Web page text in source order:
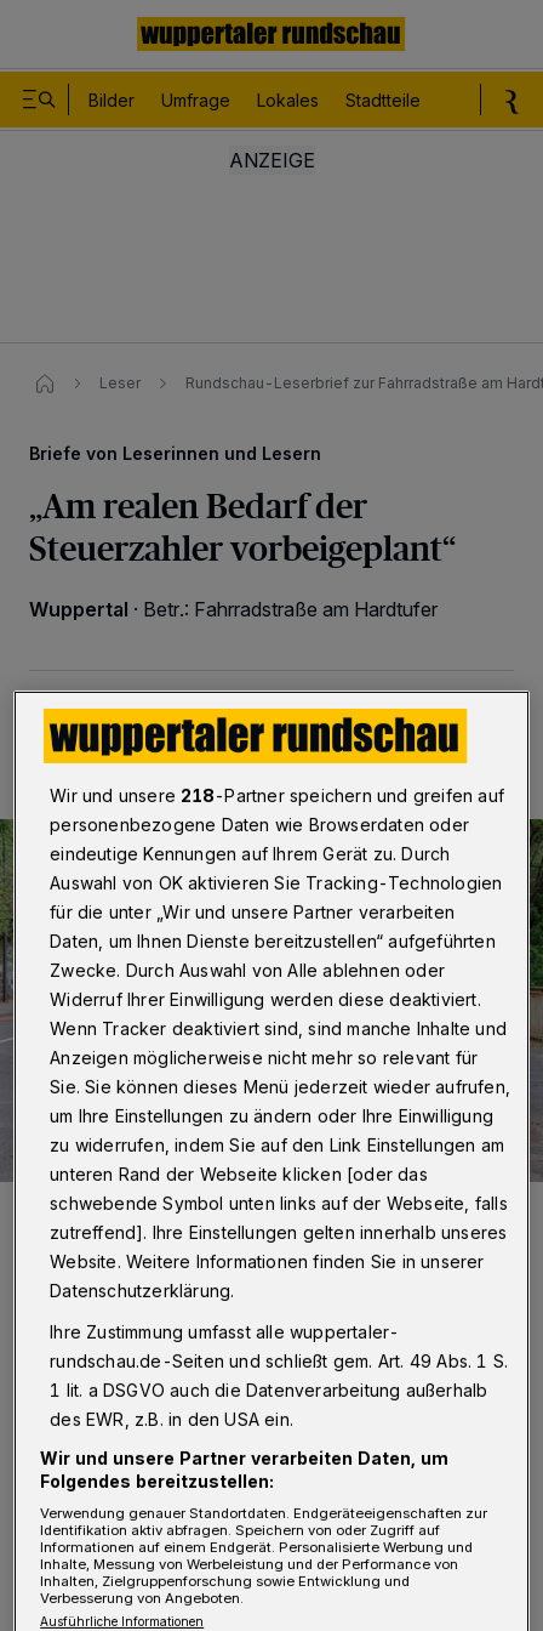
Bilder Umfrage Lokales Stadtteile
Leser Rundschau-Leserbrief zur Fahrradstraße am
Briefe von Leserinnen und Lesern
„Am realen Bedarf der
Steuerzahler vorbeigeplant“
Wuppertal · Betr.: Fahrradstraße am Hardtufer
22.06.2026 , 09:00 Uhr Eine Minute Lesezeit
Die neue Fahrradstraße.
Foto: Wuppertaler Rundschau/Christoph Petersen
D ie offizielle Eröffnung der neuen
Fahrradstraße am Hardtufer hinterlässt
bei mir – wie bei vielen betroffenen
Wuppertalern – nur fassungsloses
Kopfschütteln. Wieder einmal wird hier eine
ideologisch getriebene Verkehrspolitik mit der
Brechstange und auf Kosten der Steuerzahler
Wir und unsere 218-Partner speichern und greifen auf
personenbezogene Daten wie Browserdaten oder
eindeutige Kennungen auf Ihrem Gerät zu. Durch
Auswahl von OK aktivieren Sie Tracking-Technologien
für die unter „Wir und unsere Partner verarbeiten
Daten, um Ihnen Dienste bereitzustellen“ aufgeführten
Zwecke. Durch Auswahl von Alle ablehnen oder
Widerruf Ihrer Einwilligung werden diese deaktiviert.
Wenn Tracker deaktiviert sind, sind manche Inhalte und
Anzeigen möglicherweise nicht mehr so relevant für
Sie. Sie können dieses Menü jederzeit wieder aufrufen,
um Ihre Einstellungen zu ändern oder Ihre Einwilligung
zu widerrufen, indem Sie auf den Link Einstellungen am
unteren Rand der Webseite klicken [oder das
schwebende Symbol unten links auf der Webseite, falls
zutreffend]. Ihre Einstellungen gelten innerhalb unseres
Website. Weitere Informationen finden Sie in unserer
Datenschutzerklärung.
Ihre Zustimmung umfasst alle wuppertaler-
rundschau.de-Seiten und schließt gem. Art. 49 Abs. 1 S.
1 lit. a DSGVO auch die Datenverarbeitung außerhalb
des EWR, z.B. in den USA ein.
Wir und unsere Partner verarbeiten Daten, um
Folgendes bereitzustellen:
Verwendung genauer Standortdaten. Endgeräteeigenschaften zur
Identifikation aktiv abfragen. Speichern von oder Zugriff auf
Informationen auf einem Endgerät. Personalisierte Werbung und
Inhalte, Messung von Werbeleistung und der Performance von
Inhalten, Zielgruppenforschung sowie Entwicklung und
Verbesserung von Angeboten.
Ausführliche Informationen